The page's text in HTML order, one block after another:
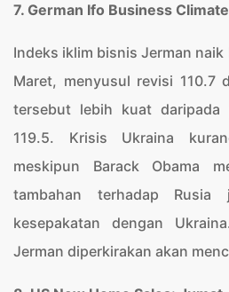
7. German Ifo Business
Indeks iklim bisnis Jerman naik
Maret, menyusul revisi 110.7
tersebut lebih kuat daripada
119.5. Krisis Ukraina
meskipun Barack Obama
tambahan terhadap Rusia
kesepakatan dengan
Jerman diperkirakan akan